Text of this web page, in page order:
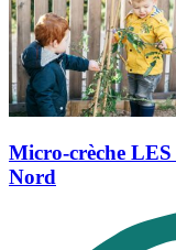
Micro-crèche
Nord